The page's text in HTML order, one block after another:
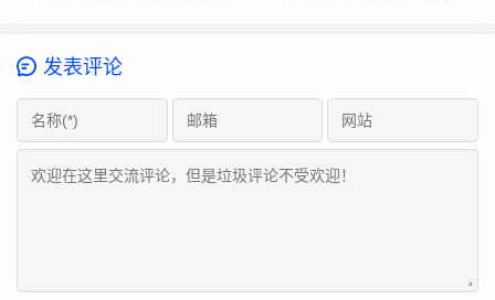
发表评论